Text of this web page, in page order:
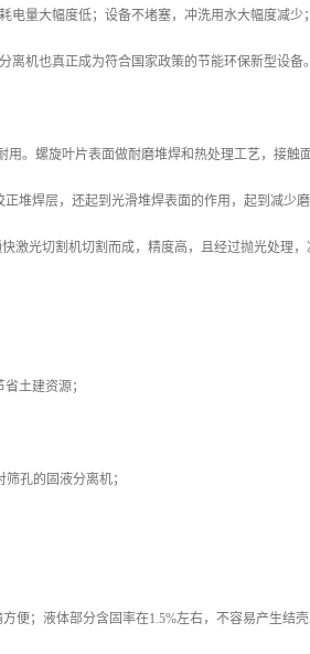
电量大幅度低；设备不堵塞，冲洗用水大幅度减少
机也真正成为符合国家政策的节能环保新型设备。
。螺旋叶片表面做耐磨堆焊和热处理工艺，接触
堆焊层，还起到光滑堆焊表面的作用，起到减少
激光切割机切割而成，精度高，且经过抛光处理，
土建资源；
孔的固液分离机；
便；液体部分含固率在1.5%左右，不容易产生结壳